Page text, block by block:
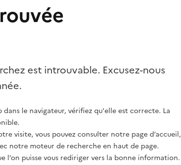
est introuvable. Excusez-nous
dans le navigateur, vérifiez qu'elle est correcte. La
visite, vous pouvez consulter notre page d’accueil,
notre moteur de recherche en haut de page.
l’on puisse vous rediriger vers la bonne information.